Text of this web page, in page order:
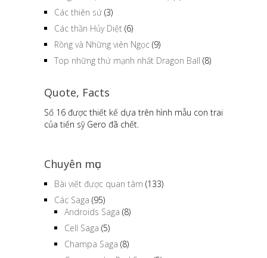
Các thiên sứ (3)
Các thần Hủy Diệt (6)
Rồng và Những viên Ngọc (9)
Top những thứ mạnh nhất Dragon Ball (8)
Quote, Facts
Số 16 được thiết kế dựa trên hình mẫu con trai
của tiến sỹ Gero đã chết.
Chuyên mục
Bài viết được quan tâm (133)
Các Saga (95)
Androids Saga (8)
Cell Saga (5)
Champa Saga (8)